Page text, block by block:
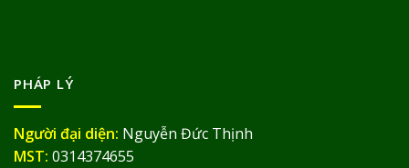
PHÁP LÝ
Người đại diện: Nguyễn Đức Thịnh
MST: 0314374655